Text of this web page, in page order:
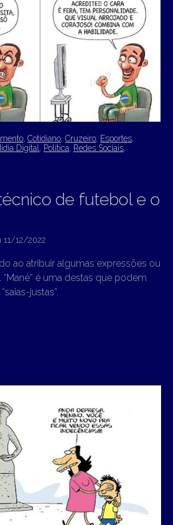
Cotidiano Cruzeiro Esportes
Digital Política Redes Sociais
de futebol e o
11/12/2022
ao atribuir algumas expressões ou
“Mané” é uma destas que podem
justas”.